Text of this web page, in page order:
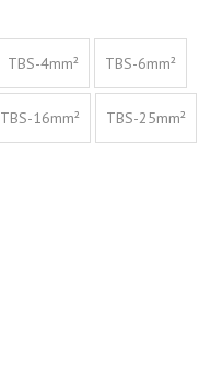
TBS-4mm² TBS-6mm²
TBS-16mm² TBS-25mm²